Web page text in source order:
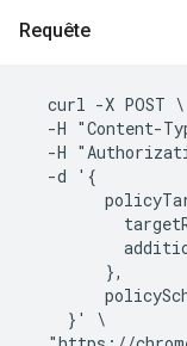
Requête
  curl -X POST \
-H "Content-
-H
  -d '{
        },
    }' \